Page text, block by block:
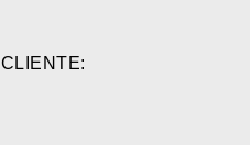
CLIENTE: